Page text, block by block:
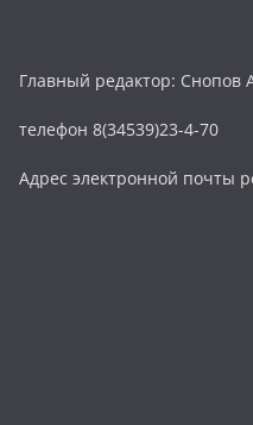
Главный редактор: Снопов
телефон 8(34539)23-4-70
Адрес электронной почты